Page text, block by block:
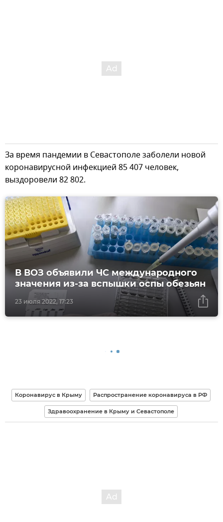
За время пандемии в Севастополе заболели новой
коронавирусной инфекцией 85 407 человек,
выздоровели 82 802.
23 июля 2022, 17:23
В ВОЗ объявили ЧС международного
значения из-за вспышки оспы обезьян
Коронавирус в Крыму Распространение коронавируса в РФ
Здравоохранение в Крыму и Севастополе